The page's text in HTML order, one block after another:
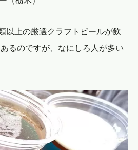
以上の厳選クラフトビールが飲
るのですが、なにしろ人が多い